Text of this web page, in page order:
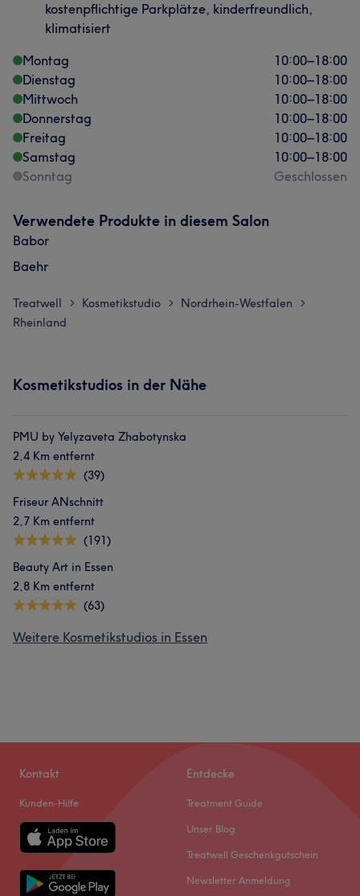
kostenpflichtige Parkplätze, kinderfreundlich,
klimatisiert
Montag
10:00–18:00
Dienstag
10:00–18:00
Mittwoch
10:00–18:00
Donnerstag
10:00–18:00
Freitag
10:00–18:00
Samstag
10:00–18:00
Sonntag
Geschlossen
Verwendete Produkte in diesem Salon
Babor
Baehr
Treatwell > Kosmetikstudio > Nordrhein-Westfalen >
Rheinland
Kosmetikstudios in der Nähe
PMU by Yelyzaveta Zhabotynska
2,4 Km entfernt
(39)
Friseur ANschnitt
2,7 Km entfernt
(191)
Beauty Art in Essen
2,8 Km entfernt
(63)
Weitere Kosmetikstudios in Essen
Kontakt
Kunden-Hilfe
Entdecke
Treatment Guide
Unser Blog
Treatwell Geschenkgutschein
Newsletter Anmeldung